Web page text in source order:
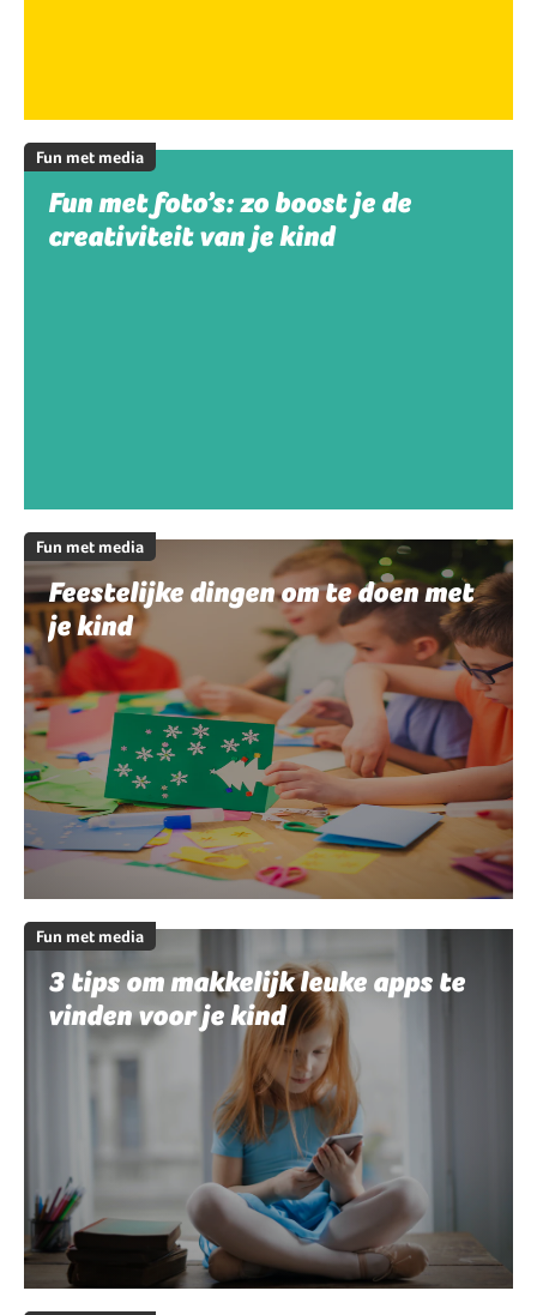
Fun met media
Fun met foto’s: zo boost je de
creativiteit van je kind
Fun met media
Feestelijke dingen om te doen met
je kind
Fun met media
3 tips om makkelijk leuke apps te
vinden voor je kind